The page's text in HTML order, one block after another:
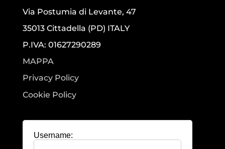
Via Postumia di Levante, 47
35013 Cittadella (PD) ITALY
P.IVA: 01627290289
MAPPA
Privacy Policy
Cookie Policy
Username: